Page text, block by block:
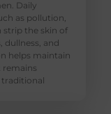
Daily
as pollution,
strip the skin of
dullness, and
helps maintain
remains
traditional